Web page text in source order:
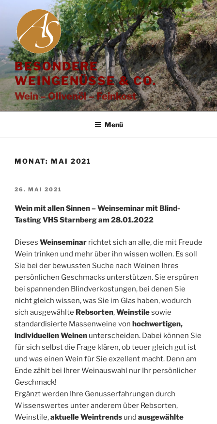
springen
BESONDERE
WEINGENÜSSE & CO.
Wein – Olivenöl – Feinkost
Menü
MONAT: MAI 2021
VERÖFFENTLICHT
26. MAI 2021
Wein mit allen Sinnen – Weinseminar mit Blind-
Tasting VHS Starnberg am 28.01.2022
Dieses Weinseminar richtet sich an alle, die mit Freude
Wein trinken und mehr über ihn wissen wollen. Es soll
Sie bei der bewussten Suche nach Weinen Ihres
persönlichen Geschmacks unterstützen. Sie erspüren
bei spannenden Blindverkostungen, bei denen Sie
nicht gleich wissen, was Sie im Glas haben, wodurch
sich ausgewählte Rebsorten,Weinstilesowie
standardisierte Massenweine von hochwertigen,
individuellen Weinen unterscheiden. Dabei können Sie
für sich selbst die Frage klären, ob teuer gleich gut ist
und was einen Wein für Sie exzellent macht. Denn am
Ende zählt bei Ihrer Weinauswahl nur Ihr persönlicher
Geschmack!
Ergänzt werden Ihre Genusserfahrungen durch
Wissenswertes unter anderem über Rebsorten,
Weinstile,aktuelle Weintrends und ausgewählte